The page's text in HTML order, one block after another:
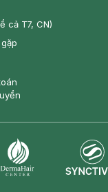
cả T7, CN)